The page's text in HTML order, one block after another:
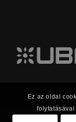
© 2023 UBM Csoport
Ez az oldal